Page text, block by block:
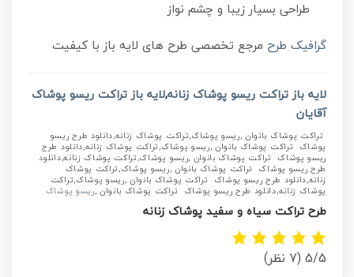
طراحی بسیار زیبا و چشم نواز
گرافیک طرح مرجع تخصصی طرح های لایه باز با کیفیت
لایه باز تراکت ریسو پوشاک زنانه,لایه باز تراکت ریسو پوشاک
آقایان
تراکت پوشاک بانوان ,ریسو پوشاک,تراکت پوشاک زنانه,دانلود طرح ریسو
پوشاک تراکت پوشاک بانوان ,ریسو پوشاک,تراکت پوشاک زنانه,دانلود طرح
ریسو پوشاک تراکت پوشاک بانوان ,ریسو پوشاک,تراکت پوشاک زنانه,دانلود
طرح ریسو پوشاک تراکت پوشاک بانوان ,ریسو پوشاک,تراکت پوشاک
زنانه,دانلود طرح ریسو پوشاک تراکت پوشاک بانوان ,ریسو پوشاک,تراکت
پوشاک زنانه,دانلود طرح ریسو پوشاک تراکت پوشاک بانوان ,ریسو پوشاک
طرح تراکت سیاه و سفید پوشاک زنانه
5/5 (7 نظر)